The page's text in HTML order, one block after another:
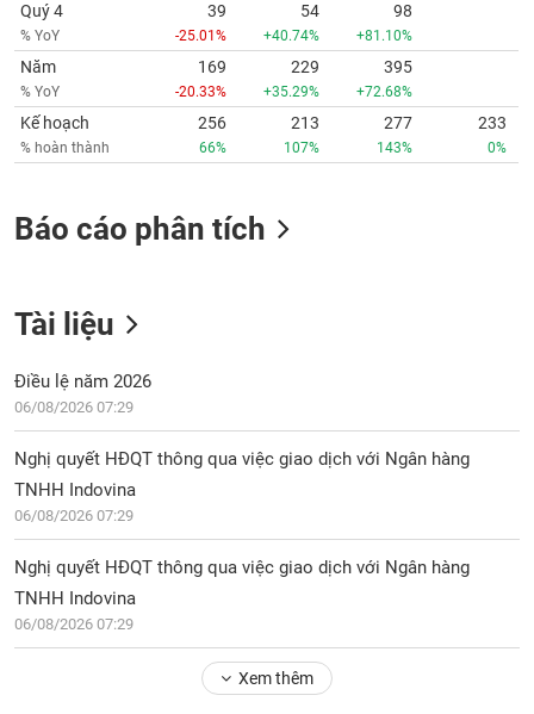
Quý 4
% YoY
39
-25.01%
54
+40.74%
98
+81.10%
Năm
% YoY
169
-20.33%
229
+35.29%
395
+72.68%
Kế hoạch
% hoàn thành
256
66%
213
107%
277
143%
233
0%
Báo cáo phân tích
Tài liệu
Điều lệ năm 2026
06/08/2026 07:29
Nghị quyết HĐQT thông qua việc giao dịch với Ngân hàng
TNHH Indovina
06/08/2026 07:29
Nghị quyết HĐQT thông qua việc giao dịch với Ngân hàng
TNHH Indovina
06/08/2026 07:29
Xem thêm